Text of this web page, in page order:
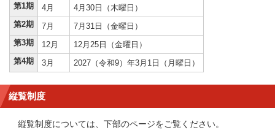
第1期
4月
4月30日（木曜日）
第2期
7月
7月31日（金曜日）
第3期
12月
12月25日（金曜日）
第4期
3月 2027（令和9）年3月1日（月曜日）
縦覧制度
縦覧制度については、下部のページをご覧ください。